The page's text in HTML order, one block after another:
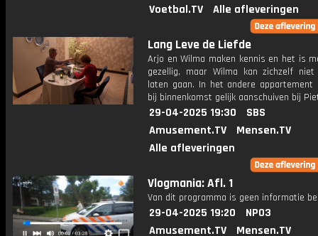
Voetbal.TV
Alle afleveringen
Lang Leve de Liefde
Arjo en Wilma maken kennis en het is
gezellig, maar Wilma kan zichzelf niet
laten gaan. In het andere appartement
bij binnenkomst gelijk aanschuiven bij
29-04-2025 19:30
SBS
Amusement.TV
Mensen.TV
Alle afleveringen
Vlogmania: Afl. 1
Van dit programma is geen informatie
29-04-2025 19:20
NPO3
Amusement.TV
Mensen.TV